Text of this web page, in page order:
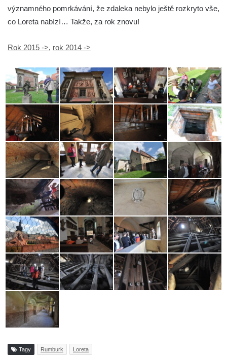
významného pomrkávání, že zdaleka nebylo ještě rozkryto vše,
co Loreta nabízí… Takže, za rok znovu!
Rok 2015 ->, rok 2014 ->
Tagy Rumburk Loreta